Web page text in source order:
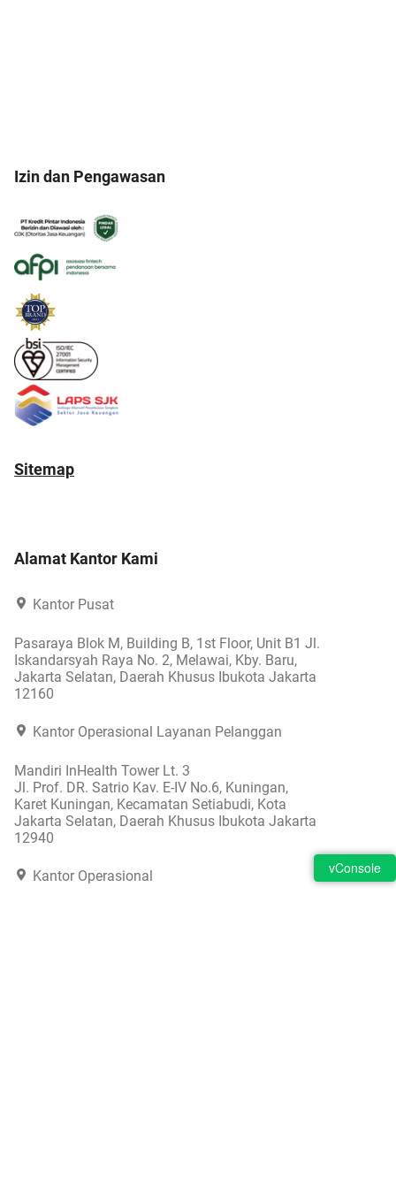
Izin dan Pengawasan
Sitemap
Alamat Kantor Kami
Kantor Pusat
Pasaraya Blok M, Building B, 1st Floor, Unit B1 Jl.
Iskandarsyah Raya No. 2, Melawai, Kby. Baru,
Jakarta Selatan, Daerah Khusus Ibukota Jakarta
12160
Kantor Operasional Layanan Pelanggan
Mandiri InHealth Tower Lt. 3
Jl. Prof. DR. Satrio Kav. E-IV No.6, Kuningan,
Karet Kuningan, Kecamatan Setiabudi, Kota
Jakarta Selatan, Daerah Khusus Ibukota Jakarta
12940
Kantor Operasional